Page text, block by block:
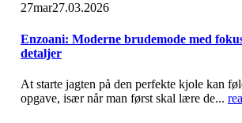
27mar27.03.2026
Enzoani: Moderne brudemode med
detaljer
At starte jagten på den perfekte kjole kan
opgave, især når man først skal lære de...